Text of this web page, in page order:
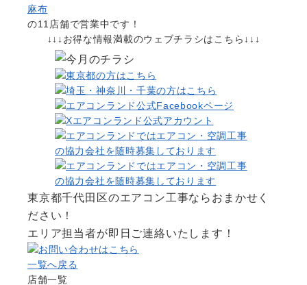
麻布
の11店舗で営業中です！
↓↓↓お得な情報満載のウェブチラシはこちら↓↓↓
東京都千代田区のエアコン工事ならおまかせく
ださい！
エリア担当者が即日ご連絡いたします！
一覧へ戻る
店舗一覧